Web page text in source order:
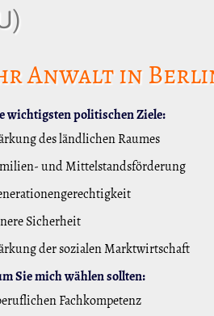
Anwalt in
wichtigsten politischen Ziele:
des ländlichen Raumes
und Mittelstandsförderung
Sicherheit
der sozialen Marktwirtschaft
Sie mich wählen sollten:
Fachkompetenz